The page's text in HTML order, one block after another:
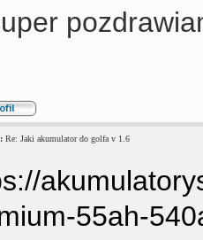
Re: Jaki akumulator do golfa v 1.6
55ah-